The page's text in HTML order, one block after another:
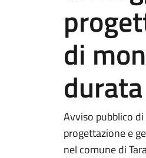
di
Avviso pubblico
progettazione e
nel comune di